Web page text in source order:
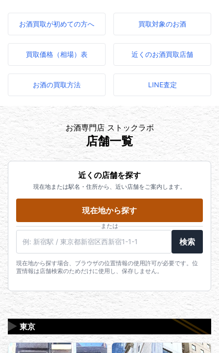
お酒買取が初めての方へ 買取対象のお酒
買取価格（相場）表 近くのお酒買取店舗
お酒の買取方法 LINE査定
お酒専門店 ストックラボ
店舗一覧
近くの店舗を探す
現在地または駅名・住所から、近い店舗をご案内します。
現在地から探す
または
検索
現在地から探す場合、ブラウザの位置情報の使用許可が必要です。位
置情報は店舗検索のためだけに使用し、保存しません。
東京
▶